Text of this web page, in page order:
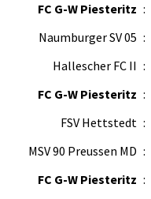
FC G-W Piesteritz :
Naumburger SV 05 :
Hallescher FC II :
FC G-W Piesteritz :
FSV Hettstedt :
MSV 90 Preussen MD :
FC G-W Piesteritz :